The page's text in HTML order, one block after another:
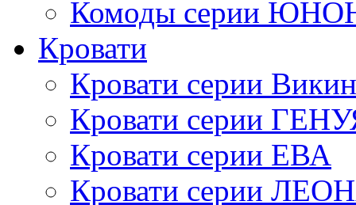
Комоды серии
Кровати
Кровати серии
Кровати серии
Кровати серии ЕВА
Кровати серии